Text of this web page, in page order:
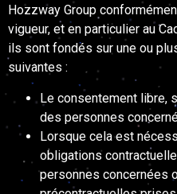
Hozzway Group
vigueur, et en particulier au
ils sont fondés sur une ou
suivantes :
Le consentement libre,
des personnes
Lorsque cela est
obligations
personnes concernées